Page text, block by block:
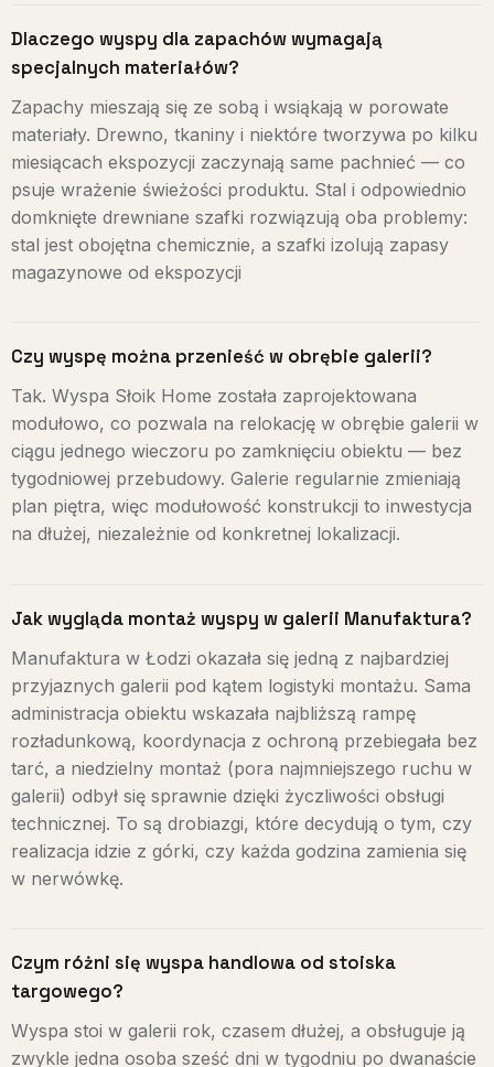
Dlaczego wyspy dla zapachów wymagają
specjalnych materiałów?
Zapachy mieszają się ze sobą i wsiąkają w porowate
materiały. Drewno, tkaniny i niektóre tworzywa po kilku
miesiącach ekspozycji zaczynają same pachnieć — co
psuje wrażenie świeżości produktu. Stal i odpowiednio
domknięte drewniane szafki rozwiązują oba problemy:
stal jest obojętna chemicznie, a szafki izolują zapasy
magazynowe od ekspozycji
Czy wyspę można przenieść w obrębie galerii?
Tak. Wyspa Słoik Home została zaprojektowana
modułowo, co pozwala na relokację w obrębie galerii w
ciągu jednego wieczoru po zamknięciu obiektu — bez
tygodniowej przebudowy. Galerie regularnie zmieniają
plan piętra, więc modułowość konstrukcji to inwestycja
na dłużej, niezależnie od konkretnej lokalizacji.
Jak wygląda montaż wyspy w galerii Manufaktura?
Manufaktura w Łodzi okazała się jedną z najbardziej
przyjaznych galerii pod kątem logistyki montażu. Sama
administracja obiektu wskazała najbliższą rampę
rozładunkową, koordynacja z ochroną przebiegała bez
tarć, a niedzielny montaż (pora najmniejszego ruchu w
galerii) odbył się sprawnie dzięki życzliwości obsługi
technicznej. To są drobiazgi, które decydują o tym, czy
realizacja idzie z górki, czy każda godzina zamienia się
w nerwówkę.
Czym różni się wyspa handlowa od stoiska
targowego?
Wyspa stoi w galerii rok, czasem dłużej, a obsługuje ją
zwykle jedna osoba sześć dni w tygodniu po dwanaście